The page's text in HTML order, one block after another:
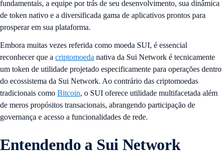
fundamentais, a equipe por trás de seu desenvolvimento, sua dinâmica
de token nativo e a diversificada gama de aplicativos prontos para
prosperar em sua plataforma.
Embora muitas vezes referida como moeda SUI, é essencial
reconhecer que a criptomoeda nativa da Sui Network é tecnicamente
um token de utilidade projetado especificamente para operações dentro
do ecossistema da Sui Network. Ao contrário das criptomoedas
tradicionais como Bitcoin, o SUI oferece utilidade multifacetada além
de meros propósitos transacionais, abrangendo participação de
governança e acesso a funcionalidades de rede.
Entendendo a Sui Network